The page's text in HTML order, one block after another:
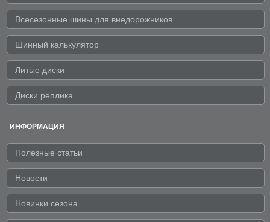
Всесезонные шины для внедорожников
Шинный калькулятор
Литые диски
Диски реплика
ИНФОРМАЦИЯ
Полезные статьи
Новости
Новинки сезона